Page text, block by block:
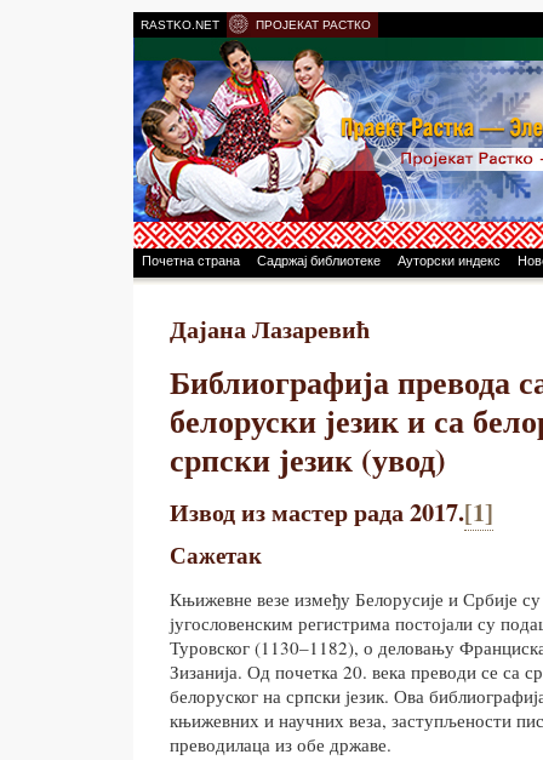
RASTKO.NET ПРОЈЕКАТ РАСТКО
Почетна страна Садржај библиотеке Ауторски индекс
Дајана Лазаревић
Библиографија превода
белоруски језик и са
српски језик (увод)
Извод из мастер рада 2017.[1]
Сажетак
Књижевне везе између Белорусије и Србије
југословенским регистрима постојали су
Туровског (1130–1182), о деловању
Зизанија. Од почетка 20. века преводи се са
белоруског на српски језик. Ова
књижевних и научних веза, заступљености
преводилаца из обе државе.